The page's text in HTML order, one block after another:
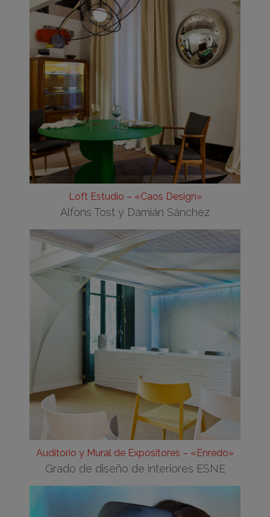
Loft Estudio – «Caos Design»
Alfons Tost y Damián Sánchez
Auditorio y Mural de Expositores – «Enredo»
Grado de diseño de interiores ESNE